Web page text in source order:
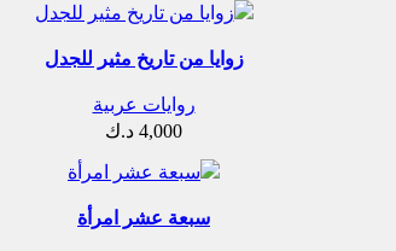
زوايا من تاريخ مثير للجدل
روايات عربية
4,000 د.ك
سبعة عشر امرأة